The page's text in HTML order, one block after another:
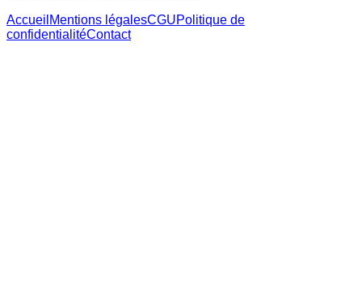
Accueil Mentions légalesCGUPolitique de
confidentialitéContact